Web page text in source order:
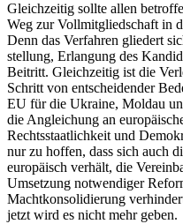
Gleich­zeitig sollte allen
Weg zur Vollmit­glied­schaft in
Denn das Verfahren gliedert
stellung, Erlangung des
Beitritt. Gleich­zeitig ist die
Schritt von entschei­dender
EU für die Ukraine, Moldau
die Anglei­chung an
Rechts­staat­lichkeit und
nur zu hoffen, dass sich auch
europäisch verhält, die
Umsetzung notwen­diger
Macht­kon­so­li­dierung
jetzt wird es nicht mehr geben.